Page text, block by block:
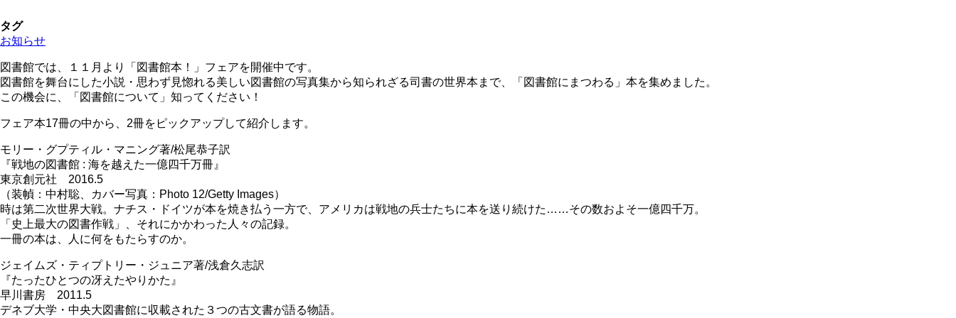
タグ
お知らせ
図書館では、１１月より「図書館本！」フェアを開催中です。
図書館を舞台にした小説・思わず見惚れる美しい図書館の写真集から知られざる司書の世界本まで、「図書館にまつわる」本を集めました。
この機会に、「図書館について」知ってください！
フェア本17冊の中から、2冊をピックアップして紹介します。
モリー・グプティル・マニング著/松尾恭子訳
『戦地の図書館 : 海を越えた一億四千万冊』
東京創元社 2016.5
（装幀：中村聡、カバー写真：Photo 12/Getty Images）
時は第二次世界大戦。ナチス・ドイツが本を焼き払う一方で、アメリカは戦地の兵士たちに本を送り続けた……その数およそ一億四千万。
「史上最大の図書作戦」、それにかかわった人々の記録。
一冊の本は、人に何をもたらすのか。
ジェイムズ・ティプトリー・ジュニア著/浅倉久志訳
『たったひとつの冴えたやりかた』
早川書房 2011.5
デネブ大学・中央大図書館に収載された３つの古文書が語る物語。